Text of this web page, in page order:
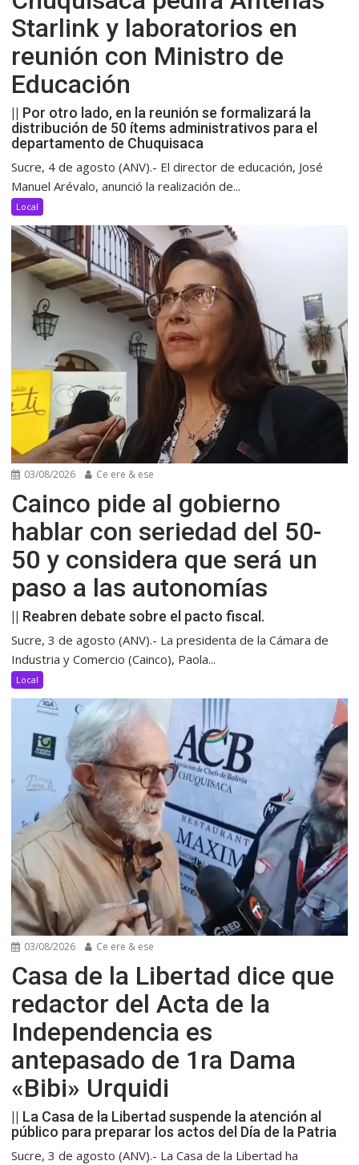
Starlink y laboratorios en
reunión con Ministro de
Educación
|| Por otro lado, en la reunión se formalizará la
distribución de 50 ítems administrativos para el
departamento de Chuquisaca
Sucre, 4 de agosto (ANV).- El director de educación, José
Manuel Arévalo, anunció la realización de...
Local
03/08/2026 Ce ere & ese
Cainco pide al gobierno
hablar con seriedad del 50-
50 y considera que será un
paso a las autonomías
|| Reabren debate sobre el pacto fiscal.
Sucre, 3 de agosto (ANV).- La presidenta de la Cámara de
Industria y Comercio (Cainco), Paola...
Local
03/08/2026 Ce ere & ese
Casa de la Libertad dice que
redactor del Acta de la
Independencia es
antepasado de 1ra Dama
«Bibi» Urquidi
|| La Casa de la Libertad suspende la atención al
público para preparar los actos del Día de la Patria
Sucre, 3 de agosto (ANV).- La Casa de la Libertad ha